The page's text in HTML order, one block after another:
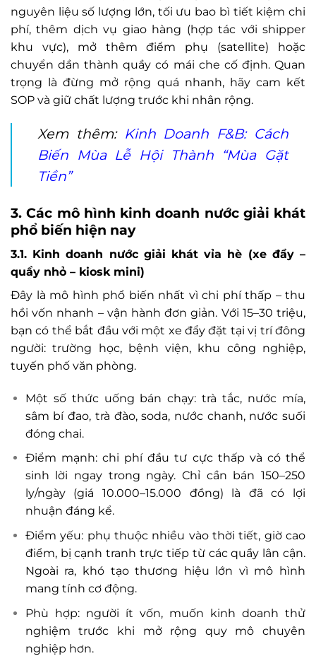
nguyên liệu số lượng lớn, tối ưu bao bì tiết kiệm chi
phí, thêm dịch vụ giao hàng (hợp tác với shipper
khu vực), mở thêm điểm phụ (satellite) hoặc
chuyển dần thành quầy có mái che cố định. Quan
trọng là đừng mở rộng quá nhanh, hãy cam kết
SOP và giữ chất lượng trước khi nhân rộng.
Xem thêm: Kinh Doanh F&B: Cách
Biến Mùa Lễ Hội Thành “Mùa Gặt
Tiền”
3. Các mô hình kinh doanh nước giải khát
phổ biến hiện nay
3.1. Kinh doanh nước giải khát vỉa hè (xe đẩy –
quầy nhỏ – kiosk mini)
Đây là mô hình phổ biến nhất vì chi phí thấp – thu
hồi vốn nhanh – vận hành đơn giản. Với 15–30 triệu,
bạn có thể bắt đầu với một xe đẩy đặt tại vị trí đông
người: trường học, bệnh viện, khu công nghiệp,
tuyến phố văn phòng.
Một số thức uống bán chạy: trà tắc, nước mía,
sâm bí đao, trà đào, soda, nước chanh, nước suối
đóng chai.
Điểm mạnh: chi phí đầu tư cực thấp và có thể
sinh lời ngay trong ngày. Chỉ cần bán 150–250
ly/ngày (giá 10.000–15.000 đồng) là đã có lợi
nhuận đáng kể.
Điểm yếu: phụ thuộc nhiều vào thời tiết, giờ cao
điểm, bị cạnh tranh trực tiếp từ các quầy lân cận.
Ngoài ra, khó tạo thương hiệu lớn vì mô hình
mang tính cơ động.
Phù hợp: người ít vốn, muốn kinh doanh thử
nghiệm trước khi mở rộng quy mô chuyên
nghiệp hơn.